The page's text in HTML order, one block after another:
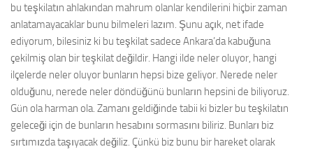
bu teşkilatın ahlakından mahrum olanlar kendilerini hiçbir zaman
anlatamayacaklar bunu bilmeleri lazım. Şunu açık, net ifade
ediyorum, bilesiniz ki bu teşkilat sadece Ankara’da kabuğuna
çekilmiş olan bir teşkilat değildir. Hangi ilde neler oluyor, hangi
ilçelerde neler oluyor bunların hepsi bize geliyor. Nerede neler
olduğunu, nerede neler döndüğünü bunların hepsini de biliyoruz.
Gün ola harman ola. Zamanı geldiğinde tabii ki bizler bu teşkilatın
geleceği için de bunların hesabını sormasını biliriz. Bunları biz
sırtımızda taşıyacak değiliz. Çünkü biz bunu bir hareket olarak